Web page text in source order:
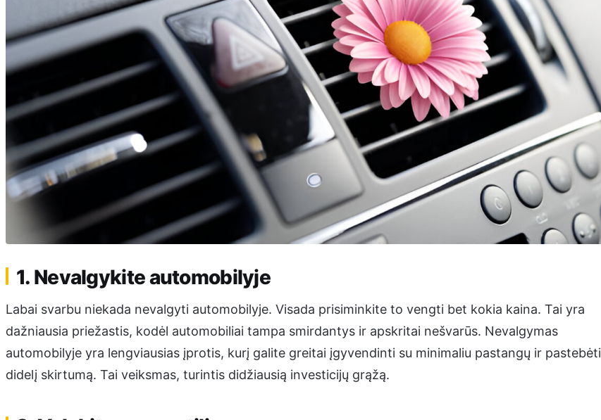
1. Nevalgykite automobilyje
Labai svarbu niekada nevalgyti automobilyje. Visada prisiminkite to vengti bet kokia kaina. Tai yra
dažniausia priežastis, kodėl automobiliai tampa smirdantys ir apskritai nešvarūs. Nevalgymas
automobilyje yra lengviausias įprotis, kurį galite greitai įgyvendinti su minimaliu pastangų ir pastebėti
didelį skirtumą. Tai veiksmas, turintis didžiausią investicijų grąžą.